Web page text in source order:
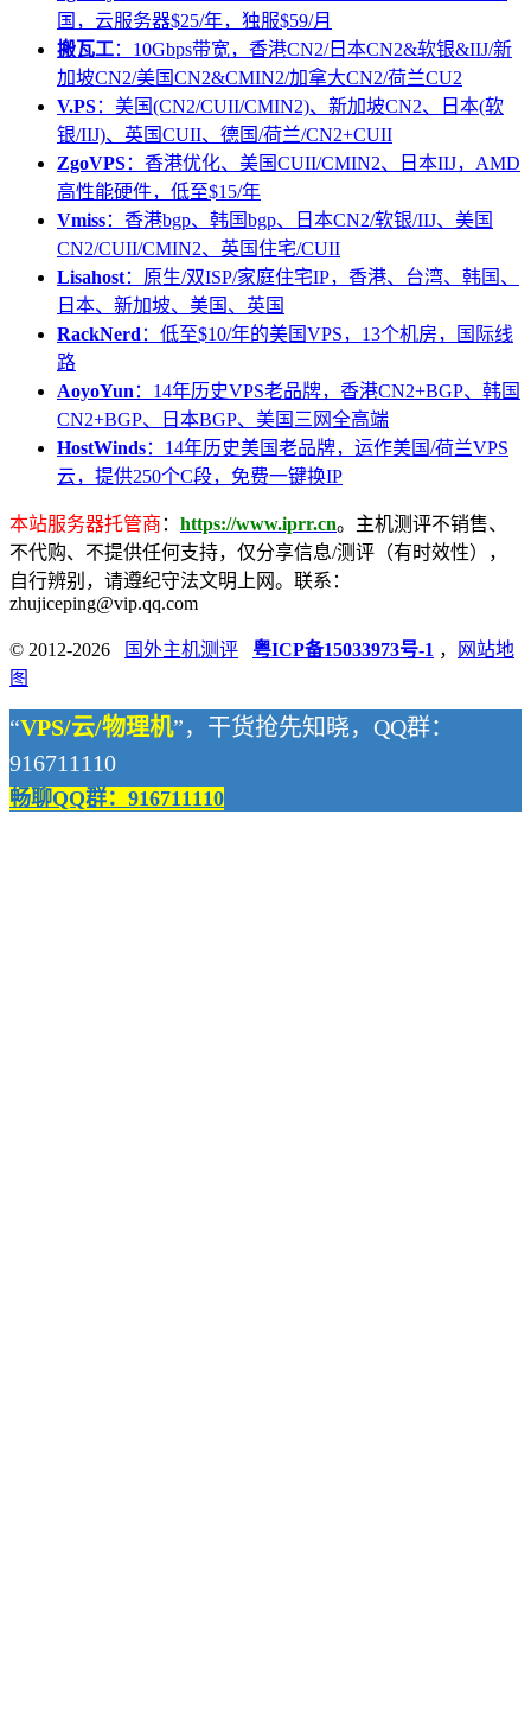
国，云服务器$25/年，独服$59/月
搬瓦工：10Gbps带宽，香港CN2/日本CN2&软银&IIJ/新
加坡CN2/美国CN2&CMIN2/加拿大CN2/荷兰CU2
V.PS：美国(CN2/CUII/CMIN2)、新加坡CN2、日本(软
银/IIJ)、英国CUII、德国/荷兰/CN2+CUII
ZgoVPS：香港优化、美国CUII/CMIN2、日本IIJ，AMD
高性能硬件，低至$15/年
Vmiss：香港bgp、韩国bgp、日本CN2/软银/IIJ、美国
CN2/CUII/CMIN2、英国住宅/CUII
Lisahost：原生/双ISP/家庭住宅IP，香港、台湾、韩国、
日本、新加坡、美国、英国
RackNerd ：低至$10/年的美国VPS，13个机房，国际线
路
AoyoYun ：14年历史VPS老品牌，香港CN2+BGP、韩国
CN2+BGP、日本BGP、美国三网全高端
HostWinds：14年历史美国老品牌，运作美国/荷兰VPS
云，提供250个C段，免费一键换IP
本站服务器托管商 ： https://www.iprr.cn。主机测评不销售、
不代购、不提供任何支持，仅分享信息/测评（有时效性），
自行辨别，请遵纪守法文明上网。联系：
zhujiceping@vip.qq.com
© 2012-2026 国外主机测评 粤ICP备15033973号-1 ，
网站地
图
“VPS/云/物理机”，干货抢先知晓，QQ群：
916711110
畅聊QQ群：916711110